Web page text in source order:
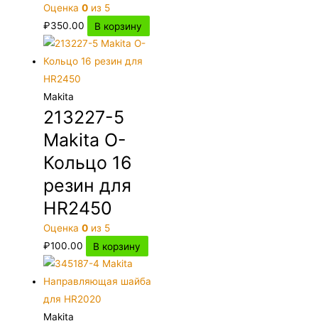
Оценка0 из 5
₽350.00 В корзину
Makita
213227-5
Makita О-
Кольцо 16
резин для
HR2450
Оценка0 из 5
₽100.00 В корзину
Makita